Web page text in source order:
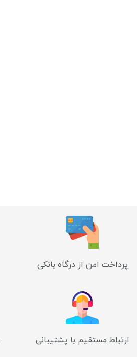
پرداخت امن از درگاه بانکی
ارتباط مستقیم با پشتیبانی